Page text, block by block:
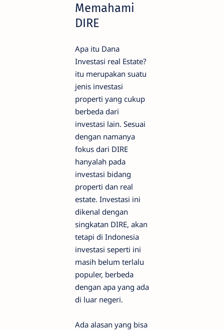
Memahami
DIRE
Apa itu Dana
Investasi real Estate?
itu merupakan suatu
jenis investasi
properti yang cukup
berbeda dari
investasi lain. Sesuai
dengan namanya
fokus dari DIRE
hanyalah pada
investasi bidang
properti dan real
estate. Investasi ini
dikenal dengan
singkatan DIRE, akan
tetapi di Indonesia
investasi seperti ini
masih belum terlalu
populer, berbeda
dengan apa yang ada
di luar negeri.
Ada alasan yang bisa